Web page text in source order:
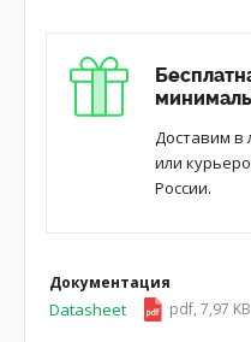
Доставим в
или
России.
Документация
Datasheet pdf, 7,97 KB